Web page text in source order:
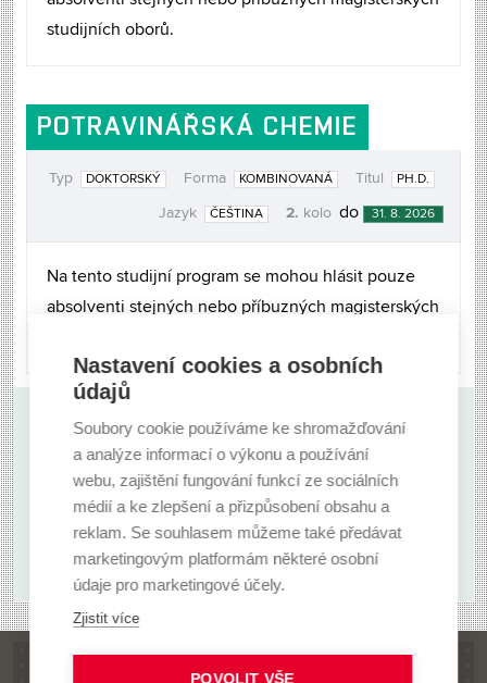
studijních oborů.
POTRAVINÁŘSKÁ CHEMIE
Typ DOKTORSKÝ Forma KOMBINOVANÁ Titul PH.D.
Jazyk ČEŠTINA 2. kolo do 31. 8. 2026
Na tento studijní program se mohou hlásit pouze
absolventi stejných nebo příbuzných magisterských
Nevybrali jste si? Zkuste i další možnosti.
ZOBRAZIT VŠECHNY FAKULTY
Nastavení cookies a osobních
údajů
Soubory cookie používáme ke shromažďování
a analýze informací o výkonu a používání
webu, zajištění fungování funkcí ze sociálních
médií a ke zlepšení a přizpůsobení obsahu a
reklam. Se souhlasem můžeme také předávat
marketingovým platformám některé osobní
údaje pro marketingové účely.
Zjistit více
POVOLIT VŠE